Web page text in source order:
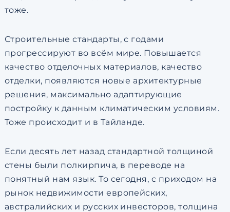
тоже.
Строительные стандарты, с годами
прогрессируют во всём мире. Повышается
качество отделочных материалов, качество
отделки, появляются новые архитектурные
решения, максимально адаптирующие
постройку к данным климатическим условиям.
Тоже происходит и в Тайланде.
Если десять лет назад стандартной толщиной
стены были полкирпича, в переводе на
понятный нам язык. То сегодня, с приходом на
рынок недвижимости европейских,
австралийских и русских инвесторов, толщина